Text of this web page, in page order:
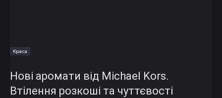
Краса
Нові аромати від Michael Kors.
Втілення розкоші та чуттєвості